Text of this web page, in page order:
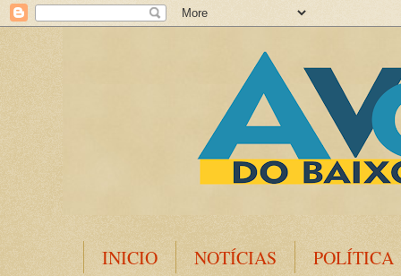
INICIO NOTÍCIAS POLÍTICA